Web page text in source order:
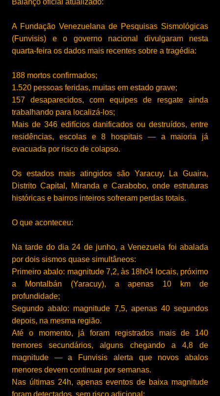
Balanço oficial atualizado:
A Fundação Venezuelana de Pesquisas Sismológicas
(Funvisis) e o governo nacional divulgaram nesta
quarta-feira os dados mais recentes sobre a tragédia:
188 mortos confirmados;
1.520 pessoas feridas, muitas em estado grave;
157 desaparecidos, com equipes de resgate ainda
trabalhando para localizá-los;
Mais de 346 edifícios danificados ou destruídos, entre
residências, escolas e 8 hospitais — a maioria já
evacuada por risco de colapso.
Os estados mais atingidos são Yaracuy, La Guaira,
Distrito Capital, Miranda e Carabobo, onde estruturas
históricas e bairros inteiros sofreram perdas totais.
O que aconteceu:
Na tarde do dia 24 de junho, a Venezuela foi abalada
por dois sismos quase simultâneos:
Primeiro abalo: magnitude 7,2, às 18h04 locais, próximo
a Montalbán (Yaracuy), a apenas 10 km de
profundidade;
Segundo abalo: magnitude 7,5, apenas 40 segundos
depois, na mesma região.
Até o momento, já foram registrados mais de 140
tremores secundários, alguns chegando a 4,8 de
magnitude — a Funvisis alerta que novos abalos
menores devem continuar por semanas.
Nas últimas 24h, apenas eventos de baixa magnitude
foram detectados, sem risco adicional: